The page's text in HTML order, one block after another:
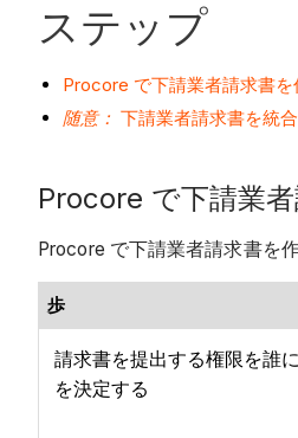
ステップ
Procore で下請業者請求書を
随意： 下請業者請求書を統
Procore で下請業
Procore で下請業者請求書を
歩
請求書を提出する権限を誰
を決定する